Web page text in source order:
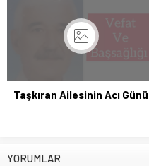
Taşkıran Ailesinin Acı Günü
YORUMLAR